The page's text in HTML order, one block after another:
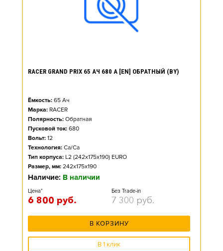
RACER GRAND PRIX 65 АЧ 680 А [EN] ОБРАТНЫЙ (BY)
Ёмкость: 65 Ач
Марка: RACER
Полярность: Обратная
Пусковой ток: 680
Вольт: 12
Технология: Ca/Ca
Тип корпуса: L2 (242x175x190) EURO
Размер, мм: 242x175x190
Наличие: В наличии
Цена*
6 800 руб.
Без Trade-in
7 300 руб.
В КОРЗИНУ
В 1 клик